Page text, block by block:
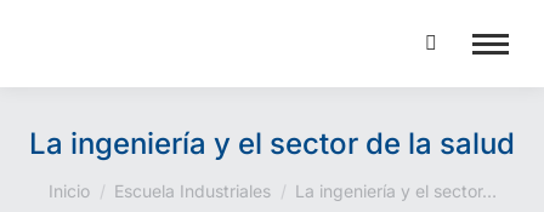
Buscar:
La ingeniería y el sector de la salud
Estás aquí:
Inicio Escuela Industriales La ingeniería y el sector…